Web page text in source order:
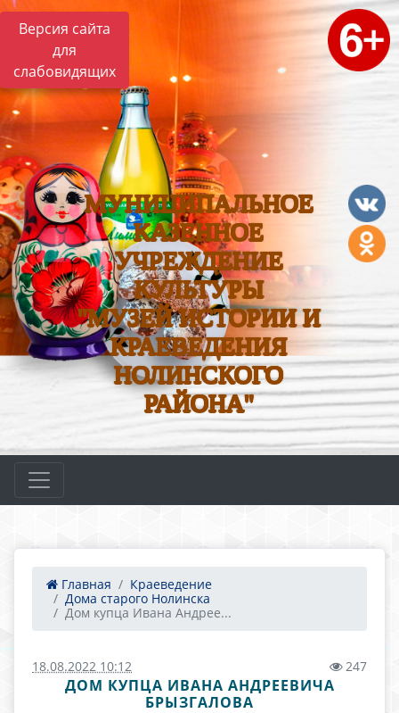
Версия сайта
для
слабовидящих
МУНИЦИПАЛЬНОЕ
КАЗЕННОЕ
УЧРЕЖДЕНИЕ
КУЛЬТУРЫ
"МУЗЕЙ ИСТОРИИ И
КРАЕВЕДЕНИЯ
НОЛИНСКОГО
РАЙОНА"
Главная
Краеведение
Дома старого Нолинска
Дом купца Ивана Андрее...
18.08.2022 10:12 247
ДОМ КУПЦА ИВАНА АНДРЕЕВИЧА
БРЫЗГАЛОВА